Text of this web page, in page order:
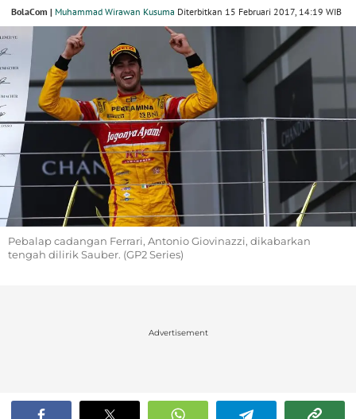
BolaCom | Muhammad Wirawan Kusuma Diterbitkan 15 Februari 2017, 14:19 WIB
Pebalap cadangan Ferrari, Antonio Giovinazzi, dikabarkan
tengah dilirik Sauber. (GP2 Series)
Advertisement